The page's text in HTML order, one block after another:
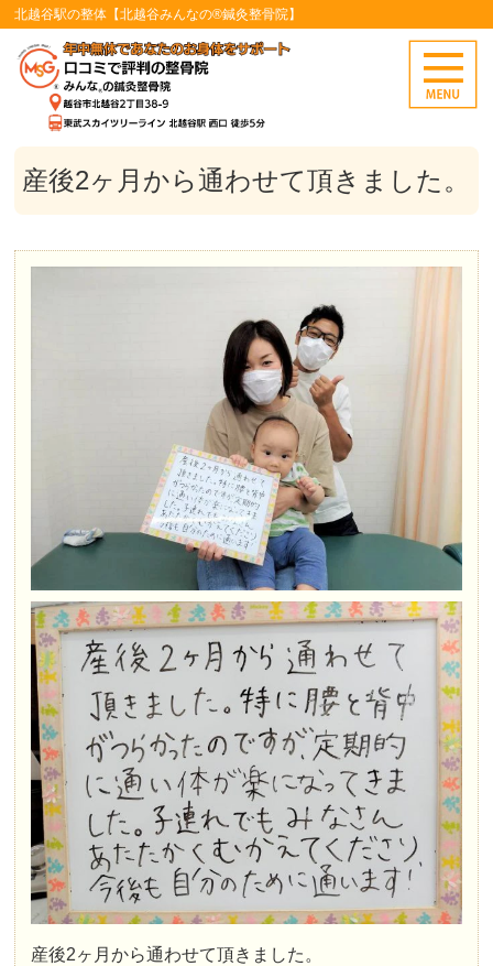
北越谷駅の整体【北越谷みんなの®鍼灸整骨院】
産後2ヶ月から通わせて頂きました。
産後2ヶ月から通わせて頂きました。